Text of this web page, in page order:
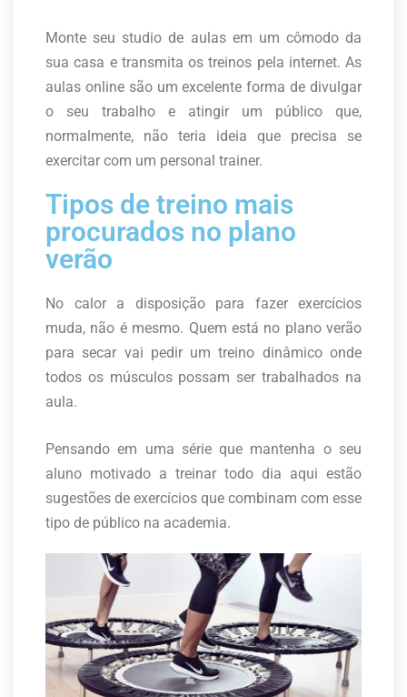
Monte seu studio de aulas em um cômodo da
sua casa e transmita os treinos pela internet. As
aulas online são um excelente forma de divulgar
o seu trabalho e atingir um público que,
normalmente, não teria ideia que precisa se
exercitar com um personal trainer.
Tipos de treino mais
procurados no plano
verão
No calor a disposição para fazer exercícios
muda, não é mesmo. Quem está no plano verão
para secar vai pedir um treino dinâmico onde
todos os músculos possam ser trabalhados na
aula.
Pensando em uma série que mantenha o seu
aluno motivado a treinar todo dia aqui estão
sugestões de exercícios que combinam com esse
tipo de público na academia.